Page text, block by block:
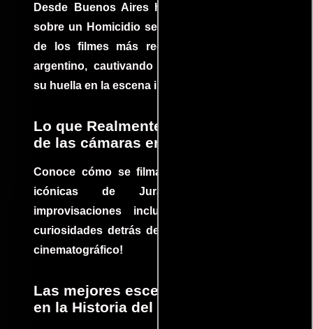
Desde Buenos Aires hasta el mundo, Tesis
sobre un Homicidio se ha convertido en uno
de los filmes más recomendados del cine
argentino, cautivando audiencias y dejando
su huella en la escena internacional.
Lo que Realmente Sucedió detrás
de las cámaras en Jurassic Park
Conoce cómo se filmaron algunas escenas
icónicas de Jurassic Park, con
improvisaciones incluidas. ¡Descubre las
curiosidades detrás del rodaje de un clásico
cinematográfico!
Las mejores escenas de acción
en la Historia del cine